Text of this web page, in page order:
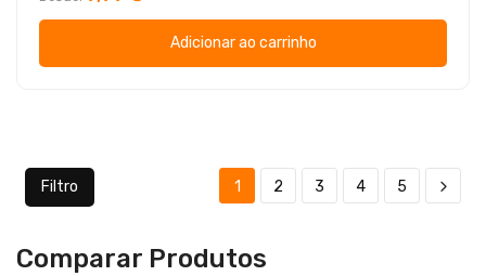
Adicionar ao carrinho
Filtro 1 2 3 4 5
Comparar Produtos